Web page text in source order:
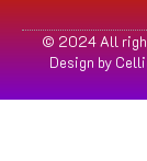
© 2024 All
Design by